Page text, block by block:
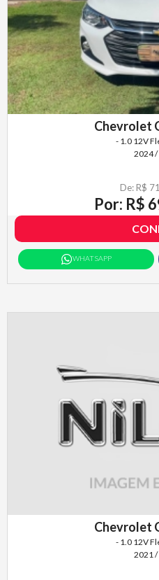
Chevrolet
- 1.0 12V
2024 /
De: R$
Por: R$
WHATSAPP
Chevrolet
- 1.0 12V
2021